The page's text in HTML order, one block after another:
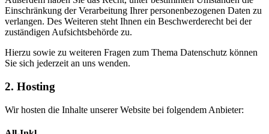
Einschränkung der Verarbeitung Ihrer personenbezogenen Daten zu
verlangen. Des Weiteren steht Ihnen ein Beschwerderecht bei der
zuständigen Aufsichtsbehörde zu.
Hierzu sowie zu weiteren Fragen zum Thema Datenschutz können
Sie sich jederzeit an uns wenden.
2. Hosting
Wir hosten die Inhalte unserer Website bei folgendem Anbieter: